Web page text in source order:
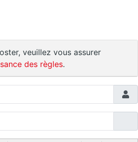
veuillez vous assurer
des règles.